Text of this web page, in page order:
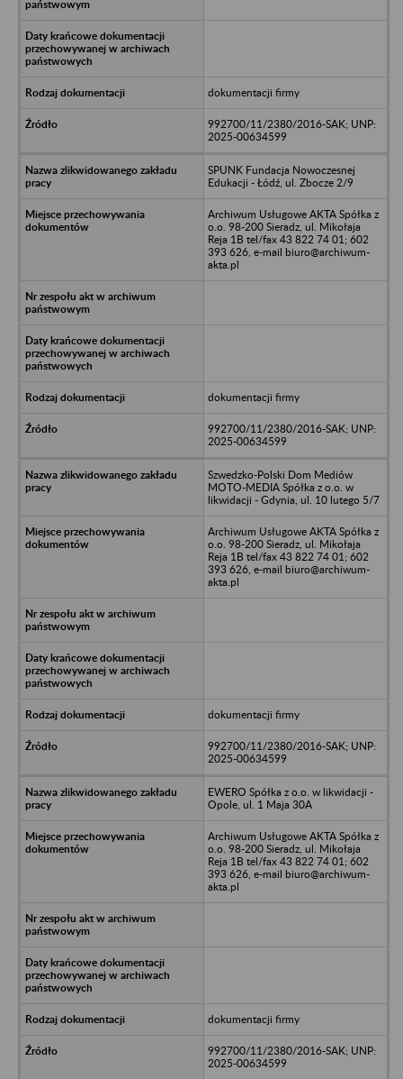
dokumentacji firmy
992700/11/2380/2016-SAK; UNP:
2025-00634599
SPUNK Fundacja Nowoczesnej
Edukacji - Łódź, ul. Zbocze 2/9
Archiwum Usługowe AKTA Spółka z
o.o. 98-200 Sieradz, ul. Mikołaja
Reja 1B tel/fax 43 822 74 01; 602
393 626, e-mail biuro@archiwum-
akta.pl
dokumentacji firmy
992700/11/2380/2016-SAK; UNP:
2025-00634599
Szwedzko-Polski Dom Mediów
MOTO-MEDIA Spółka z o.o. w
likwidacji - Gdynia, ul. 10 lutego 5/7
Archiwum Usługowe AKTA Spółka z
o.o. 98-200 Sieradz, ul. Mikołaja
Reja 1B tel/fax 43 822 74 01; 602
393 626, e-mail biuro@archiwum-
akta.pl
dokumentacji firmy
992700/11/2380/2016-SAK; UNP:
2025-00634599
EWERO Spółka z o.o. w likwidacji -
Opole, ul. 1 Maja 30A
Archiwum Usługowe AKTA Spółka z
o.o. 98-200 Sieradz, ul. Mikołaja
Reja 1B tel/fax 43 822 74 01; 602
393 626, e-mail biuro@archiwum-
akta.pl
dokumentacji firmy
992700/11/2380/2016-SAK; UNP:
2025-00634599